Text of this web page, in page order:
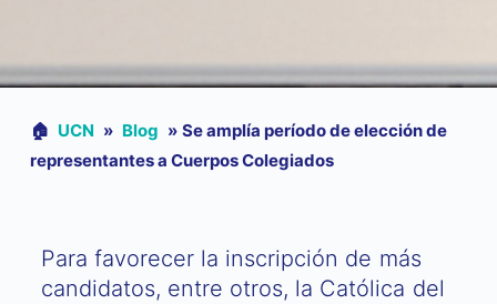
🏠︎ UCN » Blog » Se amplía período de elección de
representantes a Cuerpos Colegiados
Para favorecer la inscripción de más
candidatos, entre otros, la Católica del